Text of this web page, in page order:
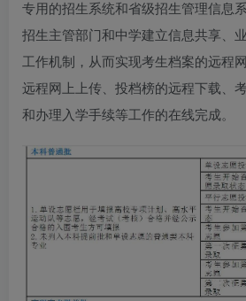
专用的招生系统和省级招生管理信息
招生主管部门和中学建立信息共享、
工作机制，从而实现考生档案的远程
远程网上上传、投档榜的远程下载、
和办理入学手续等工作的在线完成。